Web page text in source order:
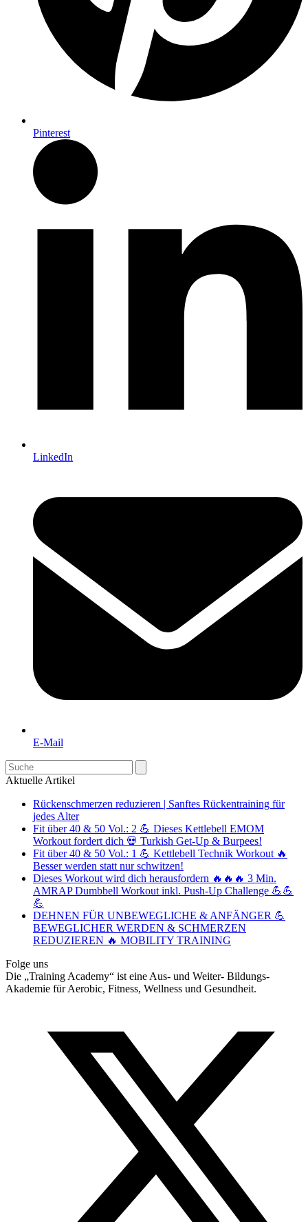
Pinterest
LinkedIn
E-Mail
Search
Aktuelle Artikel
Rückenschmerzen reduzieren | Sanftes Rückentraining für
jedes Alter
Fit über 40 & 50 Vol.: 2 💪 Dieses Kettlebell EMOM
Workout fordert dich 💀 Turkish Get-Up & Burpees!
Fit über 40 & 50 Vol.: 1 💪 Kettlebell Technik Workout 🔥
Besser werden statt nur schwitzen!
Dieses Workout wird dich herausfordern 🔥🔥🔥 3 Min.
AMRAP Dumbbell Workout inkl. Push-Up Challenge 💪💪
💪
DEHNEN FÜR UNBEWEGLICHE & ANFÄNGER 💪
BEWEGLICHER WERDEN & SCHMERZEN
REDUZIEREN 🔥 MOBILITY TRAINING
Folge uns
Die „Training Academy“ ist eine Aus- und Weiter- Bildungs-
Akademie für Aerobic, Fitness, Wellness und Gesundheit.